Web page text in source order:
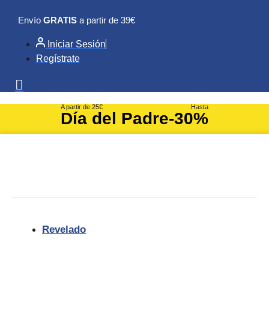
contenido
Envío GRATIS a partir de 39€
Iniciar Sesión
Regístrate
A partir de 25€
Día del Padre
Hasta
-30%
Revelado